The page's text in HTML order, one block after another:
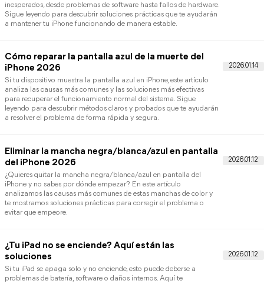
eficaces para que tu iPhone complete la actualización sin
funcione correctamente.
¿La cuenta ha sido desactivada en iTunes y App
Store? [Guía 2026]
Si tu cuenta ha sido desactivada en iTunes y App Store, es
que no puedas iniciar sesión ni descargar aplicaciones desde la
tienda de Apple. En este artículo descubrirás por qué ocurre este
problema y qué métodos puedes aplicar para solucionarlo
Por qué no me aparece actualizar software en
iPhone [Soluciones]
Si te preguntas cómo actualizo mi software si no me aparece
Actualización, en este artículo encontrarás varias soluciones
métodos sencillos para comprobar, forzar o realizar la
actualización del sistema paso a paso.